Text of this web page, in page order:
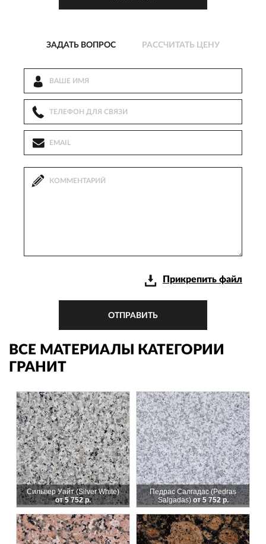
ЗАДАТЬ ВОПРОС РАССЧИТАТЬ ЦЕНУ
Прикрепить файл
ОТПРАВИТЬ
ВСЕ МАТЕРИАЛЫ КАТЕГОРИИ
ГРАНИТ
Сильвер Уайт (Silver White)
от 5 752 р.
Педрас Салгадас (Pedras
Salgadas)от 5 752 р.